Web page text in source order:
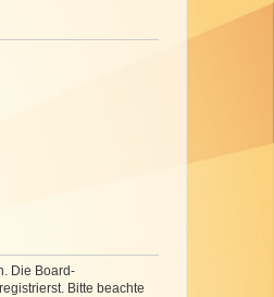
Die Board-
Bitte beachte